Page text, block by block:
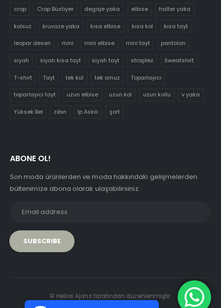
7/24 Canlı Destek
crop Crop Büstiyer degaje yaka elbise halter yaka
kolsuz kruvaze yaka kısa elbise kısa kol kısa tayt
leopar desen mini mini elbise mini tayt pantolon
siyah siyah kısa tayt siyah tayt straplez Sweatshirt
T-shirt Tayt tek kol tek omuz Toparlayıcı
toparlayıcı tayt uzun elbise uzun kol uzun kollu v yaka
Yüksek Bel zıbın İp Askılı şort
ABONE OL!
Son moda ürünlerden ve moda hakkındaki gelişmelerden
bültenimize abona olarak ulaşabilirsiniz.
© Helios Ajans tarafından düzenlenmiştir.